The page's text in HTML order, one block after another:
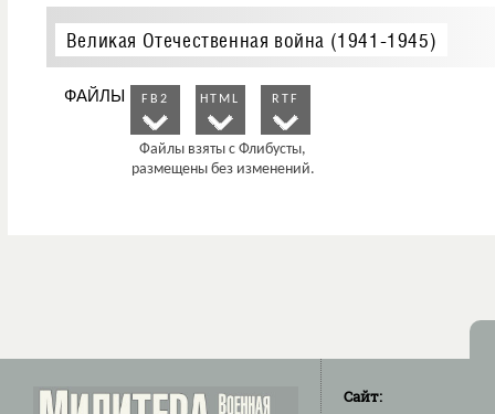
Великая Отечественная война (1941-1945)
ФАЙЛЫ FB2 HTML RTF
Сайт: